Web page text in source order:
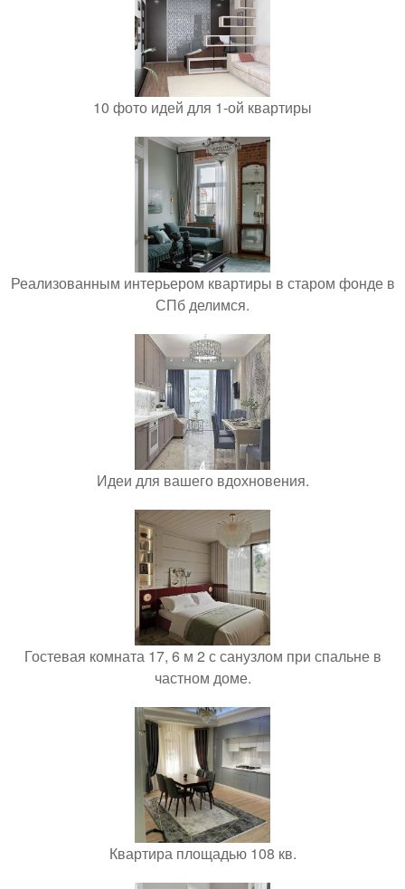
10 фото идей для 1-ой квартиры
Реализованным интерьером квартиры в старом фонде в
СПб делимся.
Идеи для вашего вдохновения.
Гостевая комната 17, 6 м 2 с санузлом при спальне в
частном доме.
Квартира площадью 108 кв.